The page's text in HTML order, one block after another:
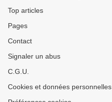
Top articles
Pages
Contact
Signaler un abus
C.G.U.
Cookies et données personnelles